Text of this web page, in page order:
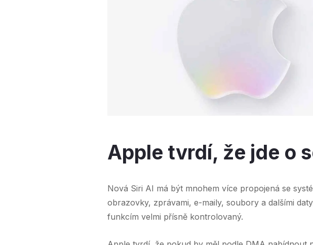
Apple tvrdí, že jde o
Nová Siri AI má být mnohem více propojená se
obrazovky, zprávami, e-maily, soubory a dalšími
funkcím velmi přísně kontrolovaný.